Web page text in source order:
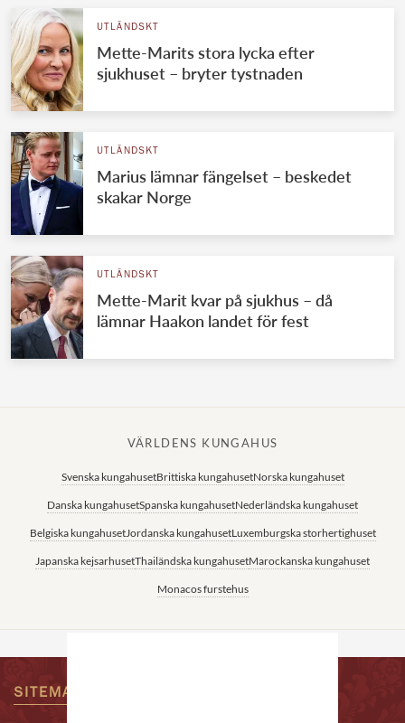
UTLÄNDSKT
Mette-Marits stora lycka efter
sjukhuset – bryter tystnaden
UTLÄNDSKT
Marius lämnar fängelset – beskedet
skakar Norge
UTLÄNDSKT
Mette-Marit kvar på sjukhus – då
lämnar Haakon landet för fest
VÄRLDENS KUNGAHUS
Svenska kungahusetBrittiska kungahusetNorska kungahuset
Danska kungahusetSpanska kungahusetNederländska kungahuset
Belgiska kungahusetJordanska kungahusetLuxemburgska storhertighuset
Japanska kejsarhusetThailändska kungahusetMarockanska kungahuset
Monacos furstehus
SITEMAP